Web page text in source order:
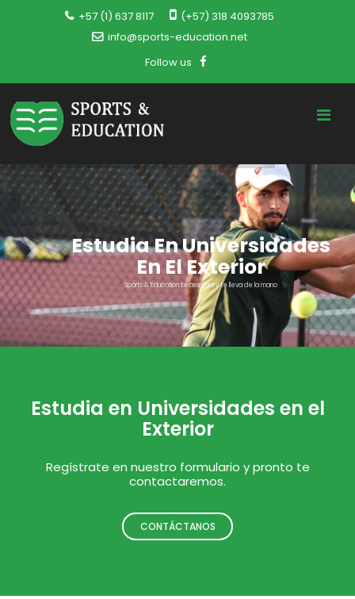
+57 (1) 637 8117
(+57) 318 4093785
info@sports-education.net
Follow us
Estudia En Universidades
En El Exterior
Sports & Education te asesora y te lleva de la mano
Estudia en Universidades en el
Exterior
Regístrate en nuestro formulario y pronto te
contactaremos.
CONTÁCTANOS